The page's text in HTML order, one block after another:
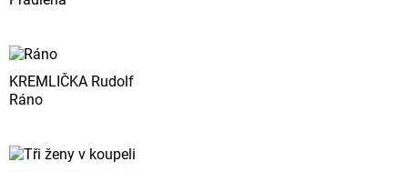
KREMLIČKA Rudolf
Ráno